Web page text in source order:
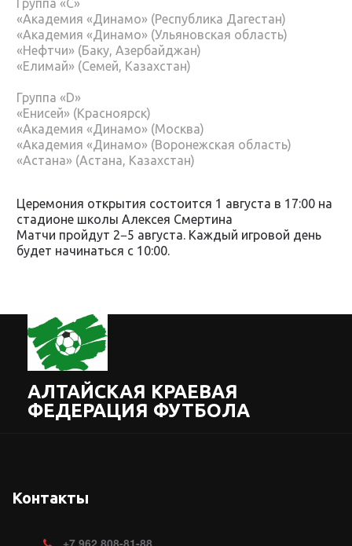
Группа «С»
«Академия «Динамо» (Республика Дагестан)
«Академия «Динамо» (Ульяновская область)
«Нефтчи» (Баку, Азербайджан)
«Елимай» (Семей, Казахстан)
Группа «D»
«Енисей» (Красноярск)
«Академия «Динамо» (Москва)
«Академия «Динамо» (Воронежская область)
«Астана» (Астана, Казахстан)
Церемония открытия состоится 1 августа в 17:00 на
стадионе школы Алексея Смертина
Матчи пройдут 2−5 августа. Каждый игровой день
будет начинаться с 10:00.
АЛТАЙСКАЯ КРАЕВАЯ
ФЕДЕРАЦИЯ ФУТБОЛА
Контакты
+7 962 808-81-88